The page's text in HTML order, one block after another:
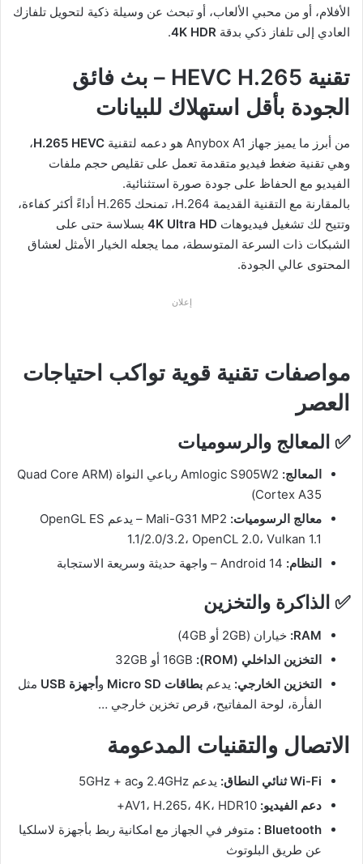
الأفلام، أو من محبي الألعاب، أو تبحث عن وسيلة ذكية لتحويل تلفازك
العادي إلى تلفاز ذكي بدقة 4K HDR
.
تقنية HEVC H.265 – بث فائق
الجودة بأقل استهلاك للبيانات
من أبرز ما يميز جهاز Anybox A1 هو دعمه لتقنية H.265 HEVC،
وهي تقنية ضغط فيديو متقدمة تعمل على تقليص حجم ملفات
الفيديو مع الحفاظ على جودة صورة استثنائية.
بالمقارنة مع التقنية القديمة H.264، تمنحك H.265 أداءً أكثر كفاءة،
وتتيح لك تشغيل فيديوهات 4K Ultra HD بسلاسة حتى على
الشبكات ذات السرعة المتوسطة، مما يجعله الخيار الأمثل لعشاق
المحتوى عالي الجودة.
إعلان
مواصفات تقنية قوية تواكب احتياجات
العصر
✅ المعالج والرسوميات
المعالج:
Amlogic S905W2 رباعي النواة (Quad Core ARM
Cortex A35)
معالج الرسوميات:
Mali-G31 MP2 – يدعم OpenGL ES
1.1/2.0/3.2، OpenCL 2.0، Vulkan 1.1
النظام:
✅ الذاكرة والتخزين
RAM: خياران (2GB أو 4GB)
التخزين الداخلي (ROM):
التخزين الخارجي: يدعم بطاقات Micro SD وأجهزة USB
مثل
الفأرة، لوحة المفاتيح، قرص تخزين خارجي …
الاتصال والتقنيات المدعومة
Wi-Fi ثنائي النطاق:
يدعم 2.4GHz و5GHz + ac
دعم الفيديو:
Bluetooth :
متوفر في الجهاز مع امكانية ربط بأجهزة لاسلكيا
عن طريق البلوتوث